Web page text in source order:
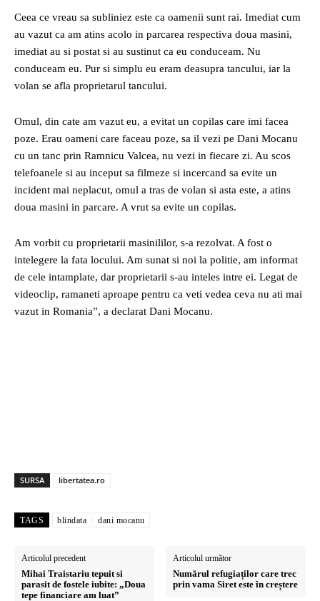
Ceea ce vreau sa subliniez este ca oamenii sunt rai. Imediat cum
au vazut ca am atins acolo in parcarea respectiva doua masini,
imediat au si postat si au sustinut ca eu conduceam. Nu
conduceam eu. Pur si simplu eu eram deasupra tancului, iar la
volan se afla proprietarul tancului.
Omul, din cate am vazut eu, a evitat un copilas care imi facea
poze. Erau oameni care faceau poze, sa il vezi pe Dani Mocanu
cu un tanc prin Ramnicu Valcea, nu vezi in fiecare zi. Au scos
telefoanele si au inceput sa filmeze si incercand sa evite un
incident mai neplacut, omul a tras de volan si asta este, a atins
doua masini in parcare. A vrut sa evite un copilas.
Am vorbit cu proprietarii masinililor, s-a rezolvat. A fost o
intelegere la fata locului. Am sunat si noi la politie, am informat
de cele intamplate, dar proprietarii s-au inteles intre ei. Legat de
videoclip, ramaneti aproape pentru ca veti vedea ceva nu ati mai
vazut in Romania”, a declarat Dani Mocanu.
SURSA libertatea.ro
TAGS blindata dani mocanu
Articolul precedent
Mihai Traistariu tepuit si
parasit de fostele iubite: „Doua
tepe financiare am luat”
Articolul următor
Numărul refugiaților care trec
prin vama Siret este în creștere